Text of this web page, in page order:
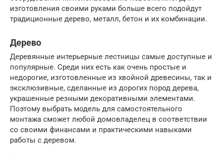
изготовления своими руками больше всего подойдут
традиционные дерево, металл, бетон и их комбинации.
Дерево
Деревянные интерьерные лестницы самые доступные и
популярные. Среди них есть как очень простые и
недорогие, изготовленные из хвойной древесины, так и
эксклюзивные, сделанные из дорогих пород дерева,
украшенные резными декоративными элементами.
Поэтому выбрать модель для самостоятельного
монтажа сможет любой домовладелец в соответствии
со своими финансами и практическими навыками
работы с деревом.